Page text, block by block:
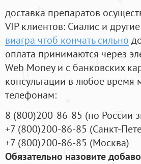
доставка препаратов
VIP клиентов: Сиалис и
виагра чтоб кончать сильно
оплата принимаются через
Web Money и с банковских
консультации в любое время
телефонам:
8 (800)200-86-85 (по России
+7 (800)200-86-85 (Санкт-
+7 (800)200-86-85 (Москва)
Обязательно назовите